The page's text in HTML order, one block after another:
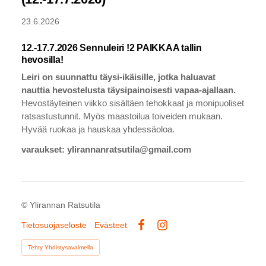
23.6.2026
12.-17.7.2026 Sennuleiri !2 PAIKKAA tallin
hevosilla!
Leiri on suunnattu täysi-ikäisille, jotka haluavat
nauttia hevostelusta täysipainoisesti vapaa-ajallaan.
Hevostäyteinen viikko sisältäen tehokkaat ja monipuoliset
ratsastustunnit. Myös maastoilua toiveiden mukaan.
Hyvää ruokaa ja hauskaa yhdessäoloa.
varaukset: ylirannanratsutila@gmail.com
© Ylirannan Ratsutila
Tietosuojaseloste
Evästeet
Tehty Yhdistysavaimella